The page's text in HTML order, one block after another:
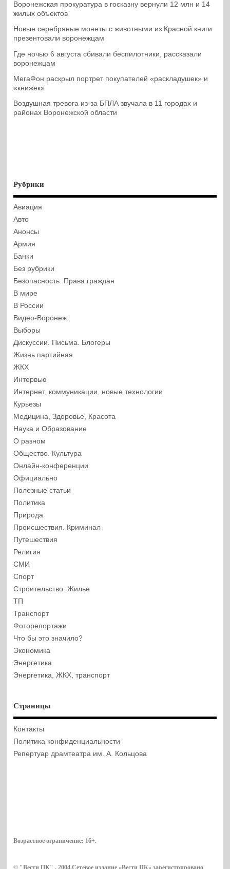
Воронежская прокуратура в госказну вернули 12 млн и 14
жилых объектов
Новые серебряные монеты с животными из Красной книги
презентовали воронежцам
Где ночью 6 августа сбивали беспилотники, рассказали
воронежцам
МегаФон раскрыл портрет покупателей «раскладушек» и
«книжек»
Воздушная тревога из-за БПЛА звучала в 11 городах и
районах Воронежской области
Рубрики
Авиация
Авто
Анонсы
Армия
Банки
Без рубрики
Безопасность. Права граждан
В мире
В России
Видео-Воронеж
Выборы
Дискуссии. Письма. Блогеры
Жизнь партийная
ЖКХ
Интервью
Интернет, коммуникации, новые технологии
Курьезы
Медицина, Здоровье, Красота
Наука и Образование
О разном
Общество. Культура
Онлайн-конференции
Официально
Полезные статьи
Политика
Природа
Происшествия. Криминал
Путешествия
Религия
СМИ
Спорт
Строительство. Жилье
ТП
Транспорт
Фоторепортажи
Что бы это значило?
Экономика
Энергетика
Энергетика, ЖКХ, транспорт
Страницы
Контакты
Политика конфиденциальности
Репертуар драмтеатра им. А. Кольцова
Возрастное ограничение: 16+.
© "Вести ПК" , 2004.Сетевое издание «Вести ПК» зарегистрировано